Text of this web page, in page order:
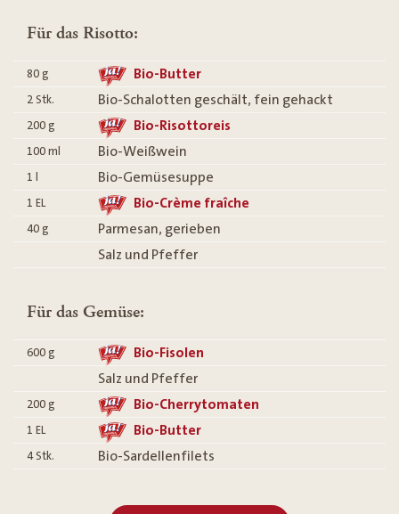
Für das Risotto:
80 g Bio-Butter
2 Stk. Bio-Schalotten geschält, fein gehackt
200 g Bio-Risottoreis
100 ml Bio-Weißwein
1 Bio-Gemüsesuppe
1 EL Bio-Crème fraîche
40 g
Parmesan, gerieben
Salz und Pfeffer
Für das Gemüse:
600 g
Bio-Fisolen
Salz und Pfeffer
200 g Bio-Cherrytomaten
1 EL Bio-Butter
4 Stk. Bio-Sardellenfilets